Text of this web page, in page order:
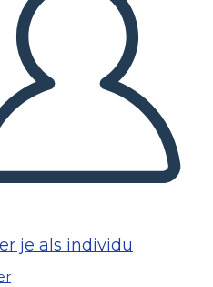
je als individu